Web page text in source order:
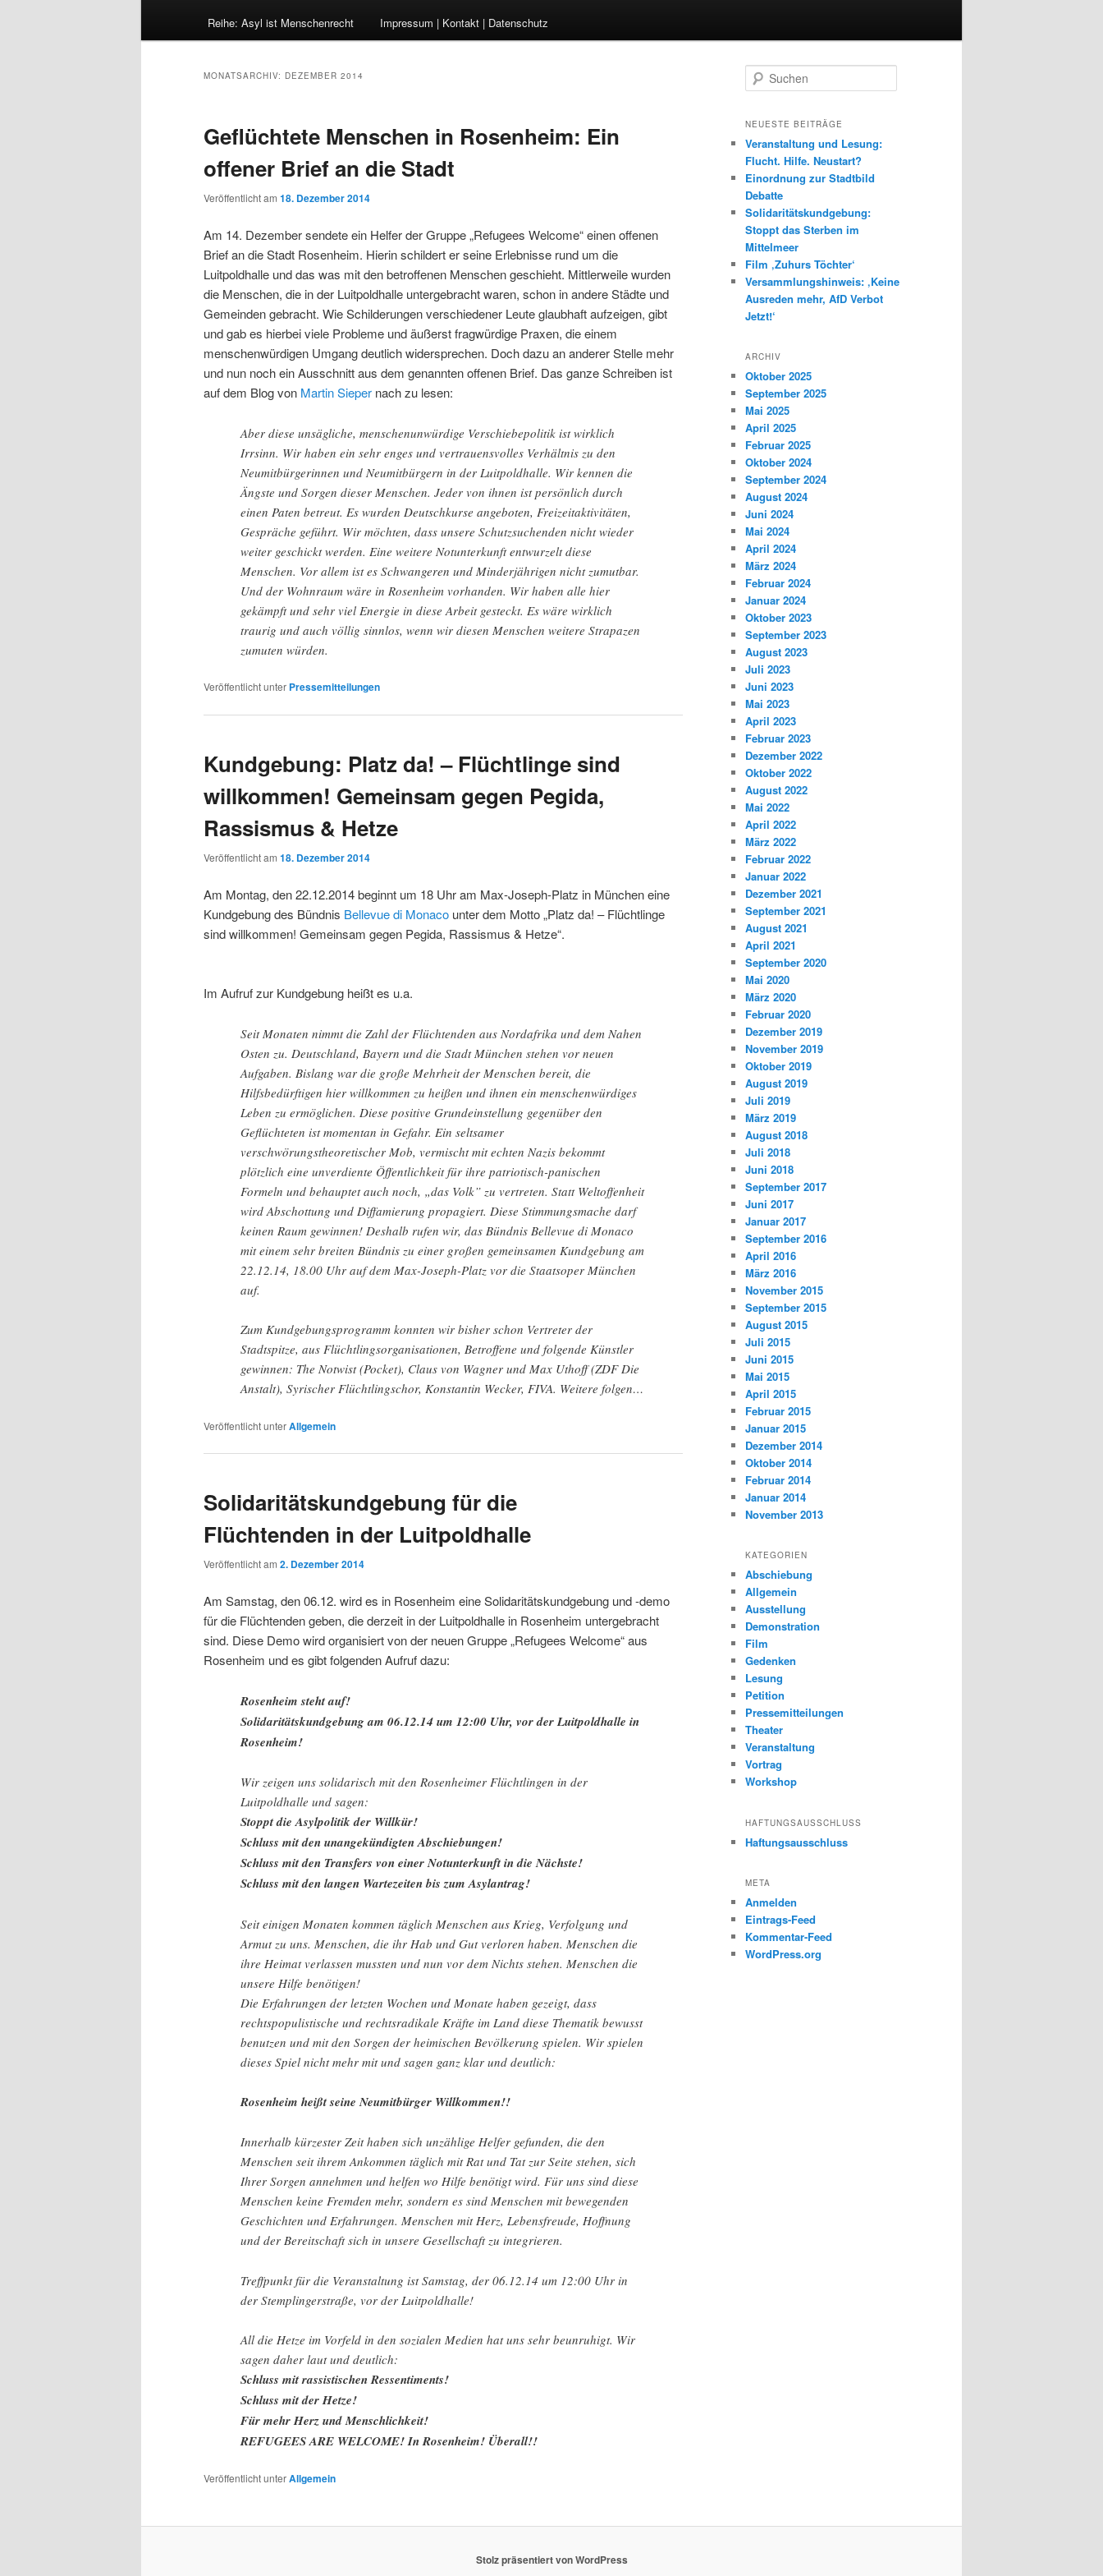
Reihe: Asyl ist Menschenrecht Impressum | Kontakt | Datenschutz
MONATSARCHIV: DEZEMBER 2014
Geflüchtete Menschen in Rosenheim: Ein
offener Brief an die Stadt
Veröffentlicht am 18. Dezember 2014
Am 14. Dezember sendete ein Helfer der Gruppe „Refugees Welcome“ einen offenen
Brief an die Stadt Rosenheim. Hierin schildert er seine Erlebnisse rund um die
Luitpoldhalle und das was mit den betroffenen Menschen geschieht. Mittlerweile wurden
die Menschen, die in der Luitpoldhalle untergebracht waren, schon in andere Städte und
Gemeinden gebracht. Wie Schilderungen verschiedener Leute glaubhaft aufzeigen, gibt
und gab es hierbei viele Probleme und äußerst fragwürdige Praxen, die einem
menschenwürdigen Umgang deutlich widersprechen. Doch dazu an anderer Stelle mehr
und nun noch ein Ausschnitt aus dem genannten offenen Brief. Das ganze Schreiben ist
auf dem Blog von Martin Sieper nach zu lesen:
Aber diese unsägliche, menschenunwürdige Verschiebepolitik ist wirklich
Irrsinn. Wir haben ein sehr enges und vertrauensvolles Verhältnis zu den
Neumitbürgerinnen und Neumitbürgern in der Luitpoldhalle. Wir kennen die
Ängste und Sorgen dieser Menschen. Jeder von ihnen ist persönlich durch
einen Paten betreut. Es wurden Deutschkurse angeboten, Freizeitaktivitäten,
Gespräche geführt. Wir möchten, dass unsere Schutzsuchenden nicht wieder
weiter geschickt werden. Eine weitere Notunterkunft entwurzelt diese
Menschen. Vor allem ist es Schwangeren und Minderjährigen nicht zumutbar.
Und der Wohnraum wäre in Rosenheim vorhanden. Wir haben alle hier
gekämpft und sehr viel Energie in diese Arbeit gesteckt. Es wäre wirklich
traurig und auch völlig sinnlos, wenn wir diesen Menschen weitere Strapazen
zumuten würden.
Veröffentlicht unter Pressemitteilungen
Kundgebung: Platz da! – Flüchtlinge sind
willkommen! Gemeinsam gegen Pegida,
Rassismus & Hetze
Veröffentlicht am 18. Dezember 2014
Am Montag, den 22.12.2014 beginnt um 18 Uhr am Max-Joseph-Platz in München eine
Kundgebung des Bündnis Bellevue di Monaco unter dem Motto „Platz da! – Flüchtlinge
sind willkommen! Gemeinsam gegen Pegida, Rassismus & Hetze“.
Im Aufruf zur Kundgebung heißt es u.a.
Seit Monaten nimmt die Zahl der Flüchtenden aus Nordafrika und dem Nahen
Osten zu. Deutschland, Bayern und die Stadt München stehen vor neuen
Aufgaben. Bislang war die große Mehrheit der Menschen bereit, die
Hilfsbedürftigen hier willkommen zu heißen und ihnen ein menschenwürdiges
Leben zu ermöglichen. Diese positive Grundeinstellung gegenüber den
Geflüchteten ist momentan in Gefahr. Ein seltsamer
verschwörungstheoretischer Mob, vermischt mit echten Nazis bekommt
plötzlich eine unverdiente Öffentlichkeit für ihre patriotisch-panischen
Formeln und behauptet auch noch, „das Volk” zu vertreten. Statt Weltoffenheit
wird Abschottung und Diffamierung propagiert. Diese Stimmungsmache darf
keinen Raum gewinnen! Deshalb rufen wir, das Bündnis Bellevue di Monaco
mit einem sehr breiten Bündnis zu einer großen gemeinsamen Kundgebung am
22.12.14, 18.00 Uhr auf dem Max-Joseph-Platz vor die Staatsoper München
auf.
Zum Kundgebungsprogramm konnten wir bisher schon Vertreter der
Stadtspitze, aus Flüchtlingsorganisationen, Betroffene und folgende Künstler
gewinnen: The Notwist (Pocket), Claus von Wagner und Max Uthoff (ZDF Die
Anstalt), Syrischer Flüchtlingschor, Konstantin Wecker, FIVA. Weitere folgen…
Veröffentlicht unterAllgemein
Solidaritätskundgebung für die
Flüchtenden in der Luitpoldhalle
Veröffentlicht am 2. Dezember 2014
Am Samstag, den 06.12. wird es in Rosenheim eine Solidaritätskundgebung und -demo
für die Flüchtenden geben, die derzeit in der Luitpoldhalle in Rosenheim untergebracht
sind. Diese Demo wird organisiert von der neuen Gruppe „Refugees Welcome“ aus
Rosenheim und es gibt folgenden Aufruf dazu:
Rosenheim steht auf!
Solidaritätskundgebung am 06.12.14 um 12:00 Uhr, vor der Luitpoldhalle in
Rosenheim!
Wir zeigen uns solidarisch mit den Rosenheimer Flüchtlingen in der
Luitpoldhalle und sagen:
Stoppt die Asylpolitik der Willkür!
Schluss mit den unangekündigten Abschiebungen!
Schluss mit den Transfers von einer Notunterkunft in die Nächste!
Schluss mit den langen Wartezeiten bis zum Asylantrag!
Seit einigen Monaten kommen täglich Menschen aus Krieg, Verfolgung und
Armut zu uns. Menschen, die ihr Hab und Gut verloren haben. Menschen die
ihre Heimat verlassen mussten und nun vor dem Nichts stehen. Menschen die
unsere Hilfe benötigen!
Die Erfahrungen der letzten Wochen und Monate haben gezeigt, dass
rechtspopulistische und rechtsradikale Kräfte im Land diese Thematik bewusst
benutzen und mit den Sorgen der heimischen Bevölkerung spielen. Wir spielen
dieses Spiel nicht mehr mit und sagen ganz klar und deutlich:
Rosenheim heißt seine Neumitbürger Willkommen!!
Innerhalb kürzester Zeit haben sich unzählige Helfer gefunden, die den
Menschen seit ihrem Ankommen täglich mit Rat und Tat zur Seite stehen, sich
Ihrer Sorgen annehmen und helfen wo Hilfe benötigt wird. Für uns sind diese
Menschen keine Fremden mehr, sondern es sind Menschen mit bewegenden
Geschichten und Erfahrungen. Menschen mit Herz, Lebensfreude, Hoffnung
und der Bereitschaft sich in unsere Gesellschaft zu integrieren.
Treffpunkt für die Veranstaltung ist Samstag, der 06.12.14 um 12:00 Uhr in
der Stemplingerstraße, vor der Luitpoldhalle!
All die Hetze im Vorfeld in den sozialen Medien hat uns sehr beunruhigt. Wir
sagen daher laut und deutlich:
Schluss mit rassistischen Ressentiments!
Schluss mit der Hetze!
Für mehr Herz und Menschlichkeit!
REFUGEES ARE WELCOME! In Rosenheim! Überall!!
Veröffentlicht unterAllgemein
u
h
n
NEUESTE BEITRÄGE
Veranstaltung und Lesung:
Flucht. Hilfe. Neustart?
Einordnung zur Stadtbild
Debatte
Solidaritätskundgebung:
Stoppt das Sterben im
Mittelmeer
Film ‚Zuhurs Töchter‘
Versammlungshinweis: ‚Keine
Ausreden mehr, AfD Verbot
Jetzt!‘
ARCHIV
Oktober 2025
September 2025
Mai 2025
April 2025
Februar 2025
Oktober 2024
September 2024
August 2024
Juni 2024
Mai 2024
April 2024
März 2024
Februar 2024
Januar 2024
Oktober 2023
September 2023
August 2023
Juli 2023
Juni 2023
Mai 2023
April 2023
Februar 2023
Dezember 2022
Oktober 2022
August 2022
Mai 2022
April 2022
März 2022
Februar 2022
Januar 2022
Dezember 2021
September 2021
August 2021
April 2021
September 2020
Mai 2020
März 2020
Februar 2020
Dezember 2019
November 2019
Oktober 2019
August 2019
Juli 2019
März 2019
August 2018
Juli 2018
Juni 2018
September 2017
Juni 2017
Januar 2017
September 2016
April 2016
März 2016
November 2015
September 2015
August 2015
Juli 2015
Juni 2015
Mai 2015
April 2015
Februar 2015
Januar 2015
Dezember 2014
Oktober 2014
Februar 2014
Januar 2014
November 2013
KATEGORIEN
Abschiebung
Allgemein
Ausstellung
Demonstration
Film
Gedenken
Lesung
Petition
Pressemitteilungen
Theater
Veranstaltung
Vortrag
Workshop
HAFTUNGSAUSSCHLUSS
Haftungsausschluss
META
Anmelden
Eintrags-Feed
Kommentar-Feed
WordPress.org
Stolz präsentiert von WordPress